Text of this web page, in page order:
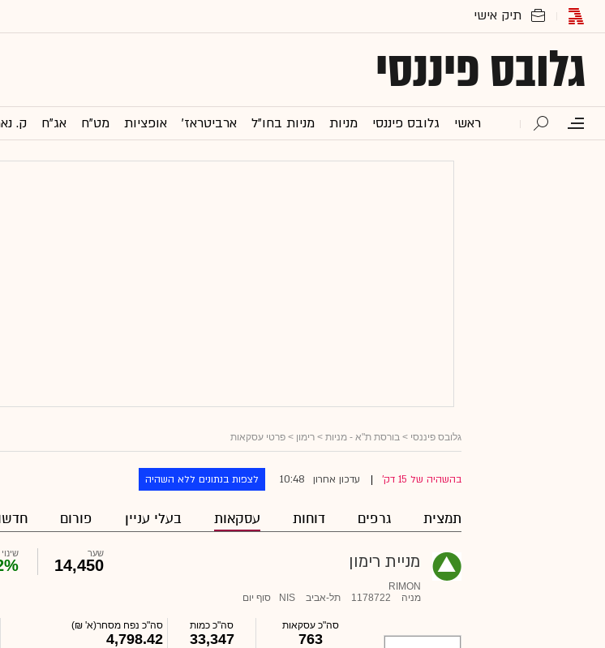
גלובס פיננסי
ראשי גלובס פיננסי מניות מניות בחו"ל ארביטראז' אופציות מט"ח אג"ח ק.
גלובס פיננסי > בורסת ת"א - מניות > רימון > פרטי עסקאות
בהשהיה של 15 דק' עדכון אחרון 10:48 לצפות בנתונים ללא השהיה
תמצית גרפים דוחות עסקאות בעלי עניין פורום
מניית רימון
RIMON
מניה
1178722 תל-אביב NIS סוף יום
שער
14,450
שינוי
סה"כ עסקאות
763
סה"כ כמות
33,347
סה"כ נפח מסחר(א' ₪)
4,798.42